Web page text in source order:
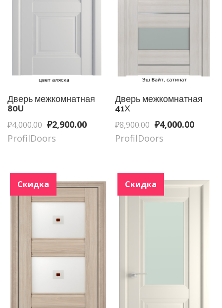
Дверь межкомнатная
80U
₽4,000.00 Первоначальная
цена
₽2,900.00Текущая
ProfilDoors
Дверь межкомнатная
41Х
₽8,900.00
цена
₽4,000.00
ProfilDoors
Скидка Скидка